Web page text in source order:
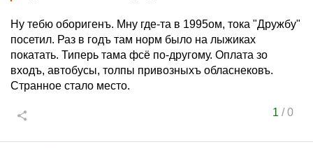
Ну тебю оборигенъ. Мну где-та в 1995ом, тока "Дружбу"
посетил. Раз в годъ там норм было на лыжиках
покатать. Типерь тама фсё по-другому. Оплата зо
входъ, автобусы, толпы привозныхъ обласнековъ.
Странное стало место.
1 /0